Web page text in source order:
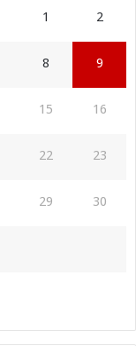
1 2
8 9
15 16
22 23
29 30